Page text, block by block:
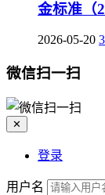
金标准（
2026-05-20
微信扫一扫
✕
登录
用户名